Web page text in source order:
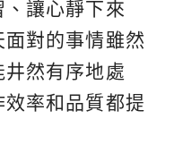
讓心靜下來
對的事情雖然
然有序地處
率和品質都提